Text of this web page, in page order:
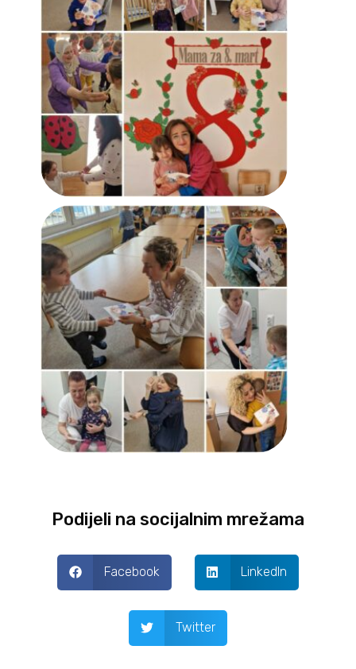
Podijeli na socijalnim mrežama
Facebook LinkedIn
Twitter